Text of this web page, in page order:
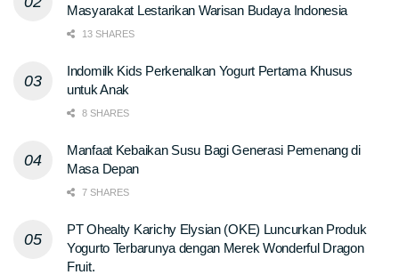
Masyarakat Lestarikan Warisan Budaya Indonesia
13 SHARES
Indomilk Kids Perkenalkan Yogurt Pertama Khusus
untuk Anak
8 SHARES
Manfaat Kebaikan Susu Bagi Generasi Pemenang di
Masa Depan
7 SHARES
PT Ohealty Karichy Elysian (OKE) Luncurkan Produk
Yogurto Terbarunya dengan Merek Wonderful Dragon
Fruit.